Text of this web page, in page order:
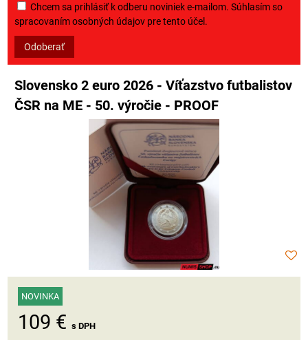
Chcem sa prihlásiť k odberu noviniek e-mailom. Súhlasím so
spracovaním osobných údajov pre tento účel.
Odoberať
Slovensko 2 euro 2026 - Víťazstvo futbalistov
ČSR na ME - 50. výročie - PROOF
NOVINKA
109 € s DPH